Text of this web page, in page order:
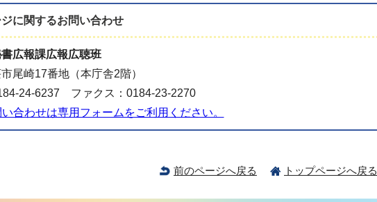
に関するお問い合わせ
広報課広報広聴班
尾崎17番地（本庁舎2階）
24-6237 ファクス：0184-23-2270
合わせは専用フォームをご利用ください。
前のページへ戻る トップページへ戻る